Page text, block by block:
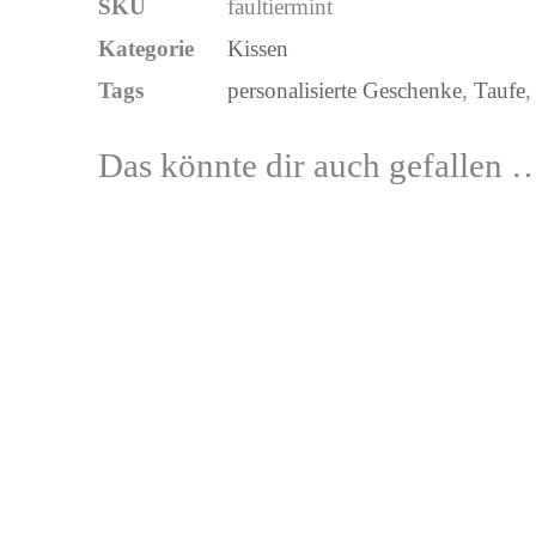
SKU
faultiermint
Kategorie
Kissen
Tags
personalisierte Geschenke, Taufe,
Das könnte dir auch gefallen